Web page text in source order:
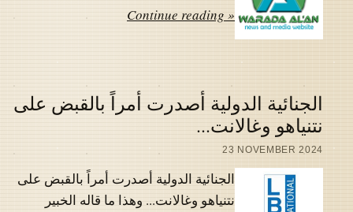
Continue reading »
الجنائية الدولية أصدرت أمراً بالقبض على
نتنياهو وغالانت...
23 NOVEMBER 2024
الجنائية الدولية أصدرت أمراً بالقبض على
نتنياهو وغالانت... وهذا ما قاله الخبير